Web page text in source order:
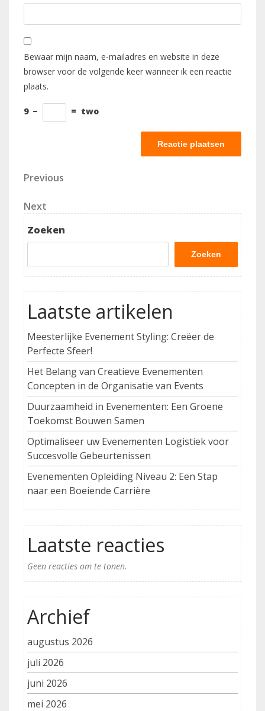
Bewaar mijn naam, e-mailadres en website in deze
browser voor de volgende keer wanneer ik een reactie
plaats.
9 − = two
Berichtnavigatie
Previous
Previous
Next
Post
Next
Zoeken
Zoeken
Laatste artikelen
Meesterlijke Evenement Styling: Creëer de
Perfecte Sfeer!
Het Belang van Creatieve Evenementen
Concepten in de Organisatie van Events
Duurzaamheid in Evenementen: Een Groene
Toekomst Bouwen Samen
Optimaliseer uw Evenementen Logistiek voor
Succesvolle Gebeurtenissen
Evenementen Opleiding Niveau 2: Een Stap
naar een Boeiende Carrière
Laatste reacties
Geen reacties om te tonen.
Archief
augustus 2026
juli 2026
juni 2026
mei 2026